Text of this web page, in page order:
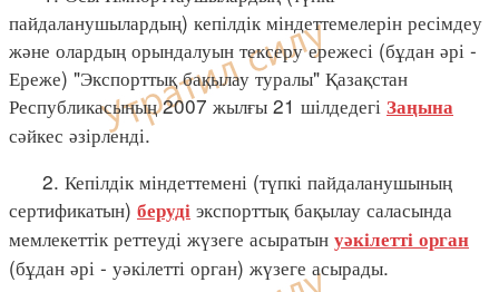
пайдаланушылардың) кепілдік міндеттемелерін ресімдеу
және олардың орындалуын тексеру ережесі (бұдан әрі -
Ереже) "Экспорттық бақылау туралы" Қазақстан
Республикасының 2007 жылғы 21 шілдедегі Заңына
сәйкес әзірленді.
2. Кепілдік міндеттемені (түпкі пайдаланушының
сертификатын) беруді экспорттық бақылау саласында
мемлекеттік реттеуді жүзеге асыратын уәкілетті орган
(бұдан әрі - уәкілетті орган) жүзеге асырады.